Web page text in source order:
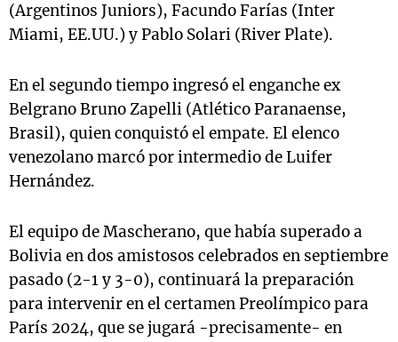
(Argentinos Juniors), Facundo Farías (Inter
Miami, EE.UU.) y Pablo Solari (River Plate).
En el segundo tiempo ingresó el enganche ex
Belgrano Bruno Zapelli (Atlético Paranaense,
Brasil), quien conquistó el empate. El elenco
venezolano marcó por intermedio de Luifer
Hernández.
El equipo de Mascherano, que había superado a
Bolivia en dos amistosos celebrados en septiembre
pasado (2-1 y 3-0), continuará la preparación
para intervenir en el certamen Preolímpico para
París 2024, que se jugará -precisamente- en